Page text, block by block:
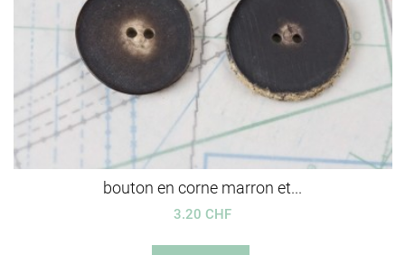
bouton en corne marron et...
3.20 CHF